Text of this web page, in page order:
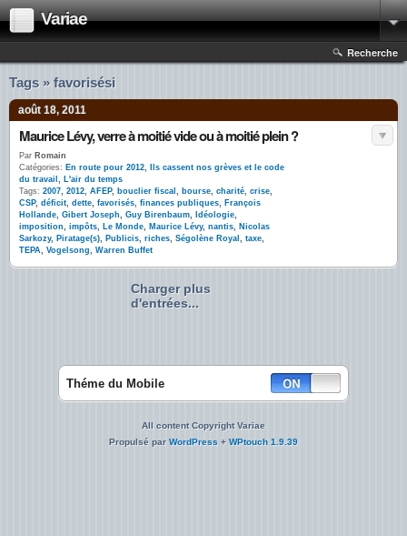
Variae
Recherche
Tags » favorisési
août 18, 2011
Maurice Lévy, verre à moitié vide ou à moitié plein ?
Par Romain
Catégories: En route pour 2012,
Ils cassent nos grèves et le code
du travail , L'air du temps
Tags: 2007, 2012, AFEP, bouclier fiscal , bourse, charité, crise,
CSP, déficit, dette, favorisés, finances publiques, François
Hollande, Gibert Joseph, Guy Birenbaum, Idéologie,
imposition, impôts, Le Monde, Maurice Lévy, nantis, Nicolas
Sarkozy, Piratage(s), Publicis, riches, Ségolène Royal , taxe,
TEPA, Vogelsong, Warren Buffet
Charger plus
d'entrées...
Théme du Mobile
All content Copyright Variae
Propulsé parWordPress + WPtouch 1.9.39